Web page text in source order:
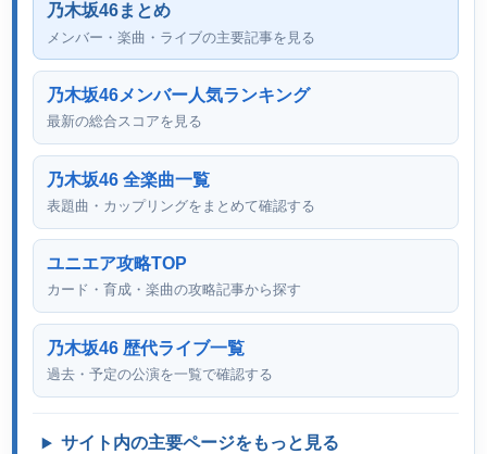
乃木坂46まとめ
メンバー・楽曲・ライブの主要記事を見る
乃木坂46メンバー人気ランキング
最新の総合スコアを見る
乃木坂46 全楽曲一覧
表題曲・カップリングをまとめて確認する
ユニエア攻略TOP
カード・育成・楽曲の攻略記事から探す
乃木坂46 歴代ライブ一覧
過去・予定の公演を一覧で確認する
サイト内の主要ページをもっと見る